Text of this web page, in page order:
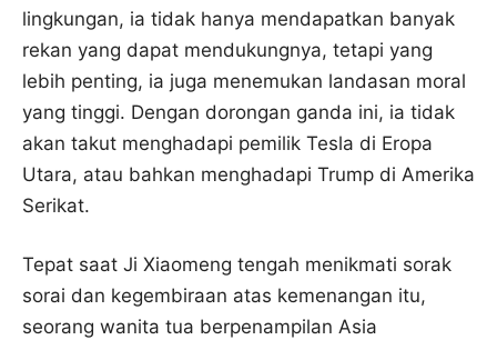
lingkungan, ia tidak hanya mendapatkan banyak
rekan yang dapat mendukungnya, tetapi yang
lebih penting, ia juga menemukan landasan moral
yang tinggi. Dengan dorongan ganda ini, ia tidak
akan takut menghadapi pemilik Tesla di Eropa
Utara, atau bahkan menghadapi Trump di Amerika
Serikat.
Tepat saat Ji Xiaomeng tengah menikmati sorak
sorai dan kegembiraan atas kemenangan itu,
seorang wanita tua berpenampilan Asia